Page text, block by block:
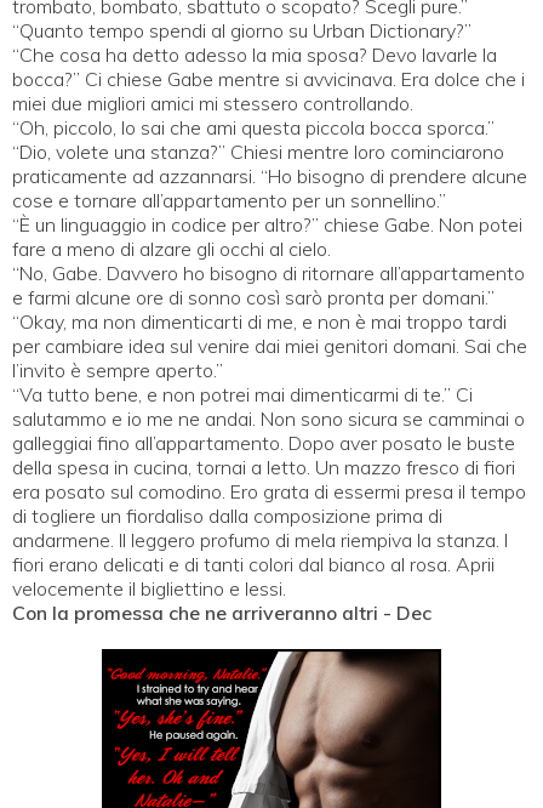
trombato, bombato, sbattuto o scopato? Scegli pure.”
“Quanto tempo spendi al giorno su Urban Dictionary?”
“Che cosa ha detto adesso la mia sposa? Devo lavarle la
bocca?” Ci chiese Gabe mentre si avvicinava. Era dolce che i
miei due migliori amici mi stessero controllando.
“Oh, piccolo, lo sai che ami questa piccola bocca sporca.”
“Dio, volete una stanza?” Chiesi mentre loro cominciarono
praticamente ad azzannarsi. “Ho bisogno di prendere alcune
cose e tornare all’appartamento per un sonnellino.”
“È un linguaggio in codice per altro?” chiese Gabe. Non potei
fare a meno di alzare gli occhi al cielo.
“No, Gabe. Davvero ho bisogno di ritornare all’appartamento
e farmi alcune ore di sonno così sarò pronta per domani.”
“Okay, ma non dimenticarti di me, e non è mai troppo tardi
per cambiare idea sul venire dai miei genitori domani. Sai che
l’invito è sempre aperto.”
“Va tutto bene, e non potrei mai dimenticarmi di te.” Ci
salutammo e io me ne andai. Non sono sicura se camminai o
galleggiai fino all’appartamento. Dopo aver posato le buste
della spesa in cucina, tornai a letto. Un mazzo fresco di fiori
era posato sul comodino. Ero grata di essermi presa il tempo
di togliere un fiordaliso dalla composizione prima di
andarmene. Il leggero profumo di mela riempiva la stanza. I
fiori erano delicati e di tanti colori dal bianco al rosa. Aprii
velocemente il bigliettino e lessi.
Con la promessa che ne arriveranno altri - Dec